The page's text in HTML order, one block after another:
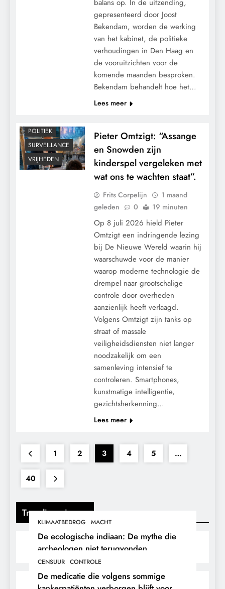
Trending nieuws
KLIMAATBEDROG MACHT
De ecologische indiaan: De mythe die
archeologen niet terugvonden.
CENSUUR CONTROLE
De medicatie die volgens sommige
balans op. In de uitzending,
gepresenteerd door Joost
Bekendam, worden de werking
van het kabinet, de politieke
verhoudingen in Den Haag en
de vooruitzichten voor de
komende maanden besproken.
Bekendam behandelt hoe het…
Lees meer
POLITIEK
SURVEILLANCE
VRIJHEDEN
Pieter Omtzigt: “Assange
en Snowden zijn
kinderspel vergeleken met
wat ons te wachten staat”.
Frits Corpelijn
1 maand
geleden
0 19 minuten
Op 8 juli 2026 hield Pieter
Omtzigt een indringende lezing
bij De Nieuwe Wereld waarin hij
waarschuwde voor de manier
waarop moderne technologie de
drempel naar grootschalige
controle door overheden
aanzienlijk heeft verlaagd.
Volgens Omtzigt zijn tanks op
straat of massale
veiligheidsdiensten niet langer
noodzakelijk om een
samenleving intensief te
controleren. Smartphones,
kunstmatige intelligentie,
gezichtsherkenning…
Lees meer
1 2 3 4 5 …
40